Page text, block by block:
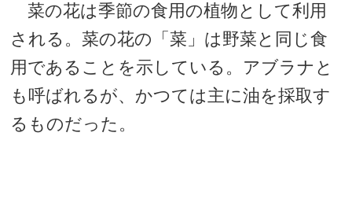
菜の花は季節の食用の植物として利用
される。菜の花の「菜」は野菜と同じ食
用であることを示している。アブラナと
も呼ばれるが、かつては主に油を採取す
るものだった。